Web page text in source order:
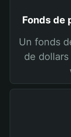
Fonds de
Un fonds
de